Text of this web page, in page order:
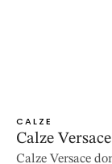
CALZE
Calze
Calze Versace